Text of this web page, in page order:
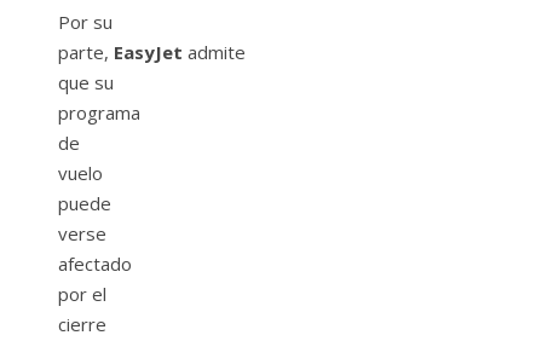
Por su
parte, EasyJet admite
que su
programa
de
vuelo
puede
verse
afectado
por el
cierre